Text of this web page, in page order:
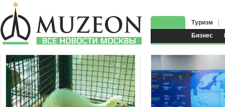
Бизнес
Туризм